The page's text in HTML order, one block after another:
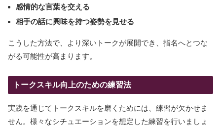
感情的な言葉を交える
相手の話に興味を持つ姿勢を見せる
こうした方法で、より深いトークが展開でき、指名へとつな
がる可能性が高まります。
トークスキル向上のための練習法
実践を通じてトークスキルを磨くためには、練習が欠かせま
せん。様々なシチュエーションを想定した練習を行いましょ